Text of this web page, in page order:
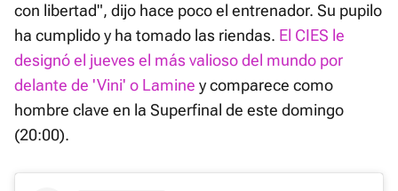
con libertad", dijo hace poco el entrenador. Su pupilo
ha cumplido y ha tomado las riendas. El CIES le
designó el jueves el más valioso del mundo por
delante de 'Vini' o Lamine y comparece como
hombre clave en la Superfinal de este domingo
(20:00).